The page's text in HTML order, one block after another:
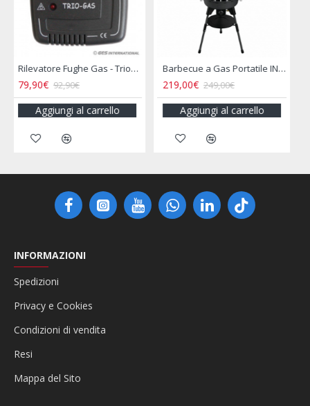
16,00€ 19,90€
Aggiungi al carrello
Bollitore Elettrico 12V Camper 800ML Presa Accendisigari
16,90€ 25,50€
Aggiungi al carrello
INFORMAZIONI
Spedizioni
Privacy e Cookies
Condizioni di vendita
Resi
Mappa del Sito